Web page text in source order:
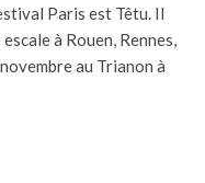
Paris est Têtu. Il
à Rouen, Rennes,
au Trianon à